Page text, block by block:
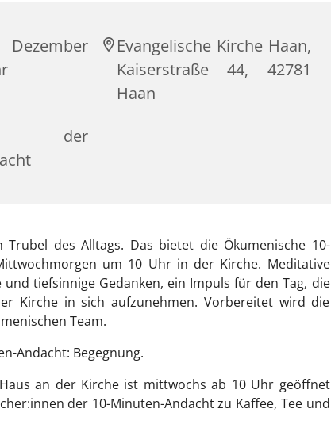
Dezember
Evangelische Kirche Haan,
Kaiserstraße 44, 42781
Haan
der
Trubel des Alltags. Das bietet die Ökumenische 10-
um 10 Uhr in der Kirche. Meditative
tiefsinnige Gedanken, ein Impuls für den Tag, die
Kirche in sich aufzunehmen. Vorbereitet wird die
Team.
Andacht: Begegnung.
an der Kirche ist mittwochs ab 10 Uhr geöffnet
der 10-Minuten-Andacht zu Kaffee, Tee und